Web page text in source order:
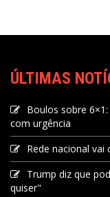
ÚLTIMAS
Boulos sobre
com urgência
Rede nacional
Trump diz que
quiser"